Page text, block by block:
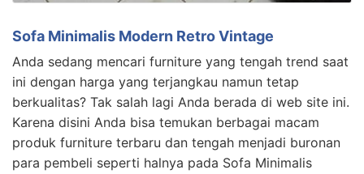
Sofa Minimalis Modern Retro Vintage
Anda sedang mencari furniture yang tengah trend saat
ini dengan harga yang terjangkau namun tetap
berkualitas? Tak salah lagi Anda berada di web site ini.
Karena disini Anda bisa temukan berbagai macam
produk furniture terbaru dan tengah menjadi buronan
para pembeli seperti halnya pada Sofa Minimalis